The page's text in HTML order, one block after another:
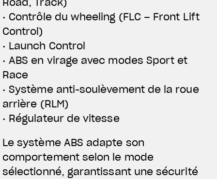
Road, Track)
• Contrôle du wheeling (FLC – Front Lift
Control)
• Launch Control
• ABS en virage avec modes Sport et
Race
• Système anti-soulèvement de la roue
arrière (RLM)
• Régulateur de vitesse
Le système ABS adapte son
comportement selon le mode
sélectionné, garantissant une sécurité